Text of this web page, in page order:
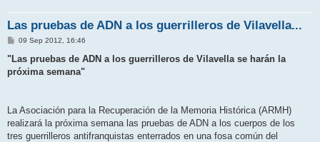
Las pruebas de ADN a los guerrilleros de Vilavella...
M
n
a
09 Sep 2012, 16:46
"Las pruebas de ADN a los guerrilleros de Vilavella se harán la
próxima semana"
La Asociación para la Recuperación de la Memoria Histórica (ARMH)
realizará la próxima semana las pruebas de ADN a los cuerpos de los
tres guerrilleros antifranquistas enterrados en una fosa común del